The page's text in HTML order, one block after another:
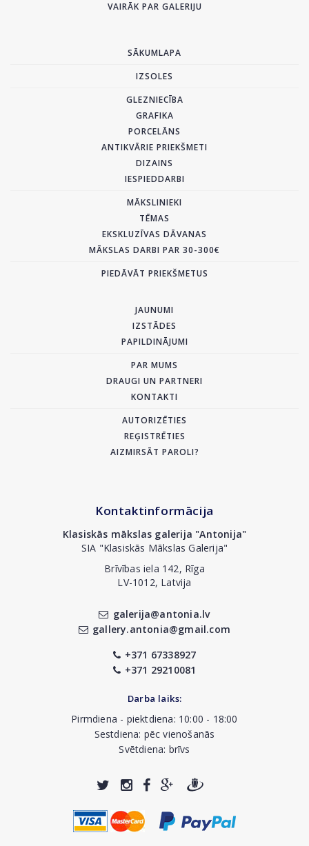
VAIRĀK PAR GALERIJU
SĀKUMLAPA
IZSOLES
GLEZNIECĪBA
GRAFIKA
PORCELĀNS
ANTIKVĀRIE PRIEKŠMETI
DIZAINS
IESPIEDDARBI
MĀKSLINIEKI
TĒMAS
EKSKLUZĪVAS DĀVANAS
MĀKSLAS DARBI PAR 30-300€
PIEDĀVĀT PRIEKŠMETUS
JAUNUMI
IZSTĀDES
PAPILDINĀJUMI
PAR MUMS
DRAUGI UN PARTNERI
KONTAKTI
AUTORIZĒTIES
REĢISTRĒTIES
AIZMIRSĀT PAROLI?
Kontaktinformācija
Klasiskās mākslas galerija "Antonija"
SIA "Klasiskās Mākslas Galerija"
Brīvības iela 142, Rīga
LV-1012, Latvija
galerija@antonia.lv
gallery.antonia@gmail.com
+371 67338927
+371 29210081
Darba laiks:
Pirmdiena - piektdiena: 10:00 - 18:00
Sestdiena: pēc vienošanās
Svētdiena: brīvs